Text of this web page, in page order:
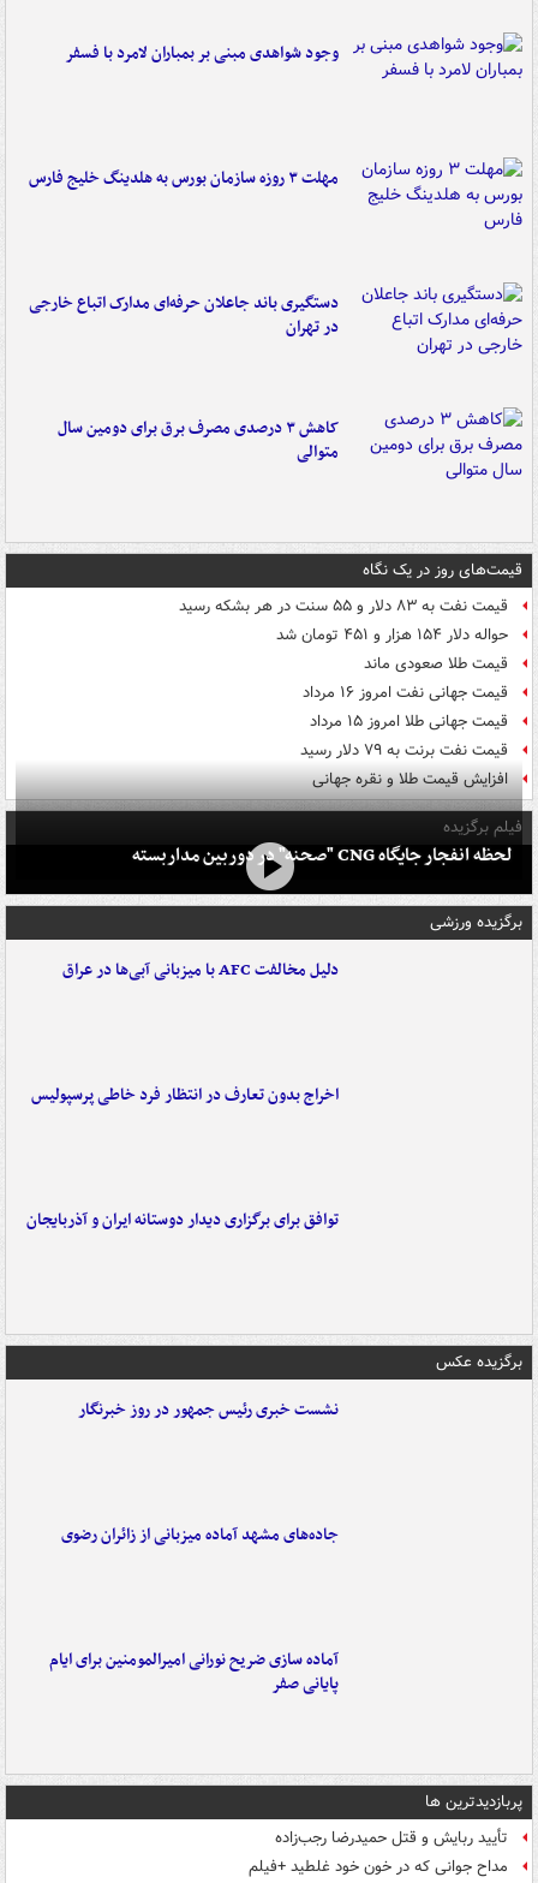
وجود شواهدی مبنی بر بمباران لامرد با فسفر
مهلت ۳ روزه سازمان بورس به هلدینگ خلیج فارس
دستگیری باند جاعلان حرفه‌ای مدارک اتباع خارجی
در تهران
کاهش ۳ درصدی مصرف برق برای دومین سال
متوالی
قیمت‌های روز در یک نگاه
قیمت نفت به ۸۳ دلار و ۵۵ سنت در هر بشکه رسید
حواله دلار ۱۵۴ هزار و ۴۵۱ تومان شد
قیمت طلا صعودی ماند
قیمت جهانی نفت امروز ۱۶ مرداد
قیمت جهانی طلا امروز ۱۵ مرداد
قیمت نفت برنت به ۷۹ دلار رسید
افزایش قیمت طلا و نقره جهانی
فیلم برگزیده
لحظه انفجار جایگاه CNG "صحنه" در دوربین مداربسته
برگزیده ورزشی
دلیل مخالفت AFC با میزبانی آبی‌ها در عراق
اخراج بدون تعارف در انتظار فرد خاطی پرسپولیس
توافق برای برگزاری دیدار دوستانه ایران و آذربایجان
برگزیده عکس
نشست خبری رئیس جمهور در روز خبرنگار
جاده‌های مشهد آماده میزبانی از زائران رضوی
آماده سازی ضریح نورانی امیرالمومنین برای ایام
پایانی صفر
پربازدیدترین ها
تأیید ربایش و قتل حمیدرضا رجب‌زاده
مداح جوانی که در خون خود غلطید +فیلم